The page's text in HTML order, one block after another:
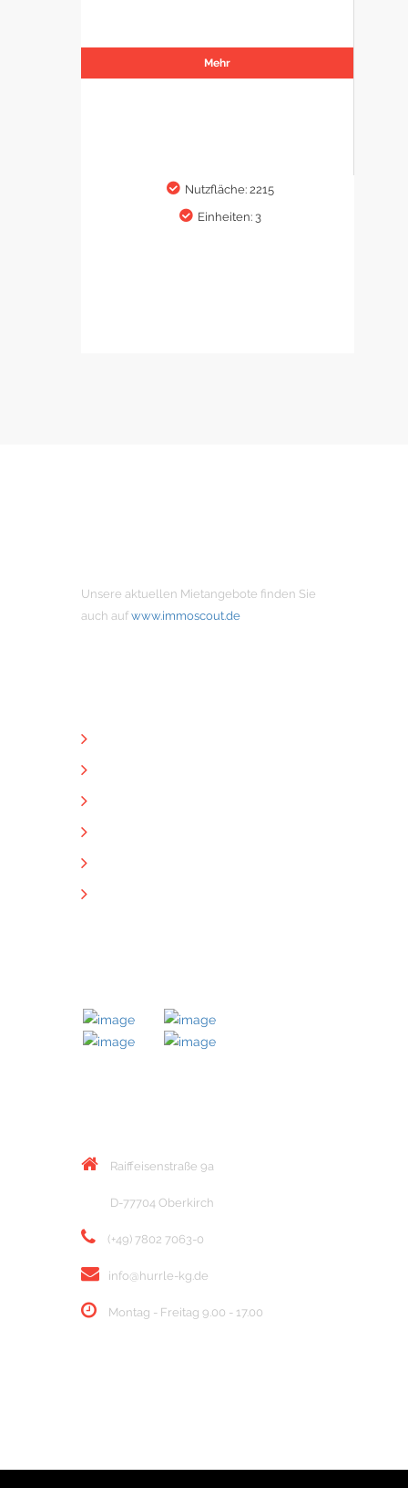
Mehr
Nutzfläche: 2215
Einheiten: 3
Unsere aktuellen Mietangebote finden Sie
auch auf www.immoscout.de
Raiffeisenstraße 9a
D-77704 Oberkirch
(+49) 7802 7063-0
info@hurrle-kg.de
Montag - Freitag 9.00 - 17.00